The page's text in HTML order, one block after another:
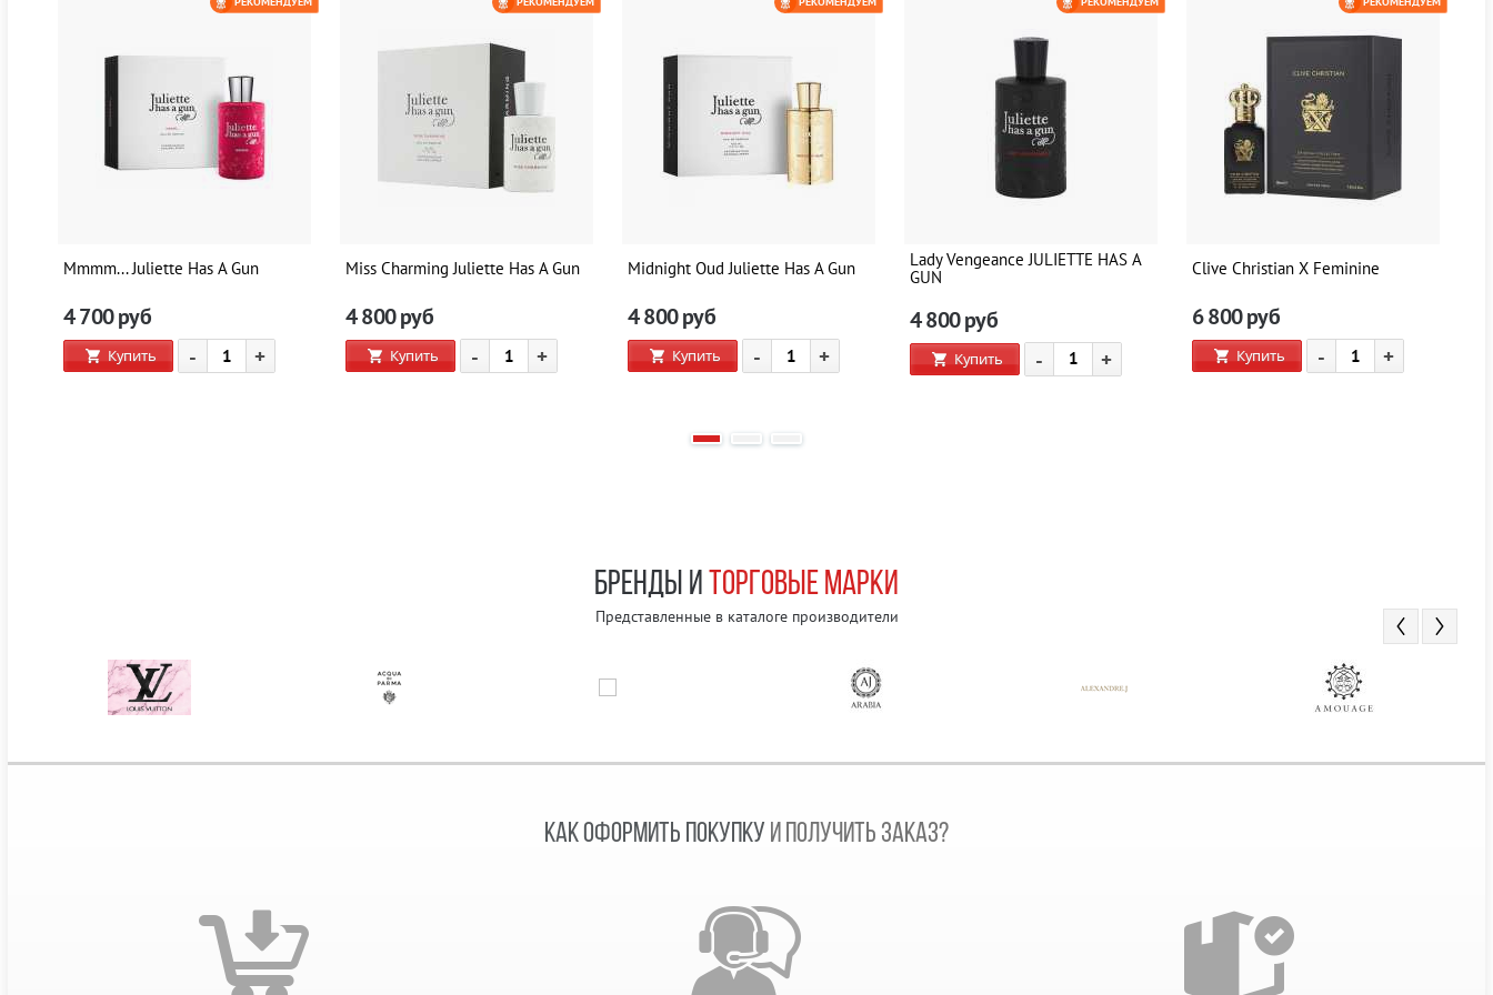
Mmmm... Juliette Has A Gun
4 700руб
Купить - +
Miss Charming Juliette Has A Gun
4 800руб
Купить - +
Midnight Oud Juliette Has A Gun
4 800руб
Купить - +
Lady Vengeance JULIETTE HAS A
GUN
4 800руб
Купить - +
Clive Christian X Feminine
6 800руб
Купить - +
БРЕНДЫ И ТОРГОВЫЕ МАРКИ
Представленные в каталоге производители
КАК ОФОРМИТЬ ПОКУПКУ И ПОЛУЧИТЬ ЗАКАЗ?